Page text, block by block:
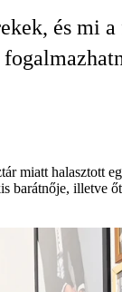
és mi
miatt halasztott
barátnője,